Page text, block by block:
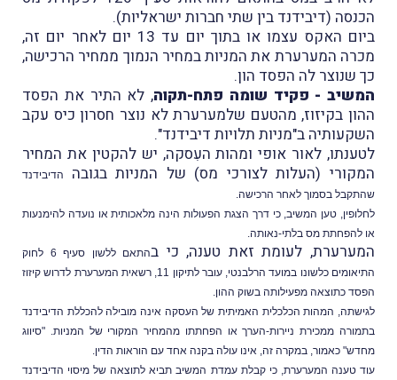
הכנסה (דיבידנד בין שתי חברות ישראליות).
ביום האקס עצמו או בתוך יום עד 13 יום לאחר יום זה,
מכרה המערערת את המניות במחיר הנמוך ממחיר הרכישה,
כך שנוצר לה הפסד הון.
המשיב - פקיד שומה פתח-תקוה, לא התיר את הפסד
ההון בקיזוז, מהטעם שלמערערת לא נוצר חסרון כיס עקב
השקעותיה ב"מניות תלויות דיבידנד".
לטענתו, לאור אופי ומהות העִסקה, יש להקטין את המחיר
המקורי (העלות לצורכי מס) של המניות בגובה
הדיבידנד
שהתקבל בסמוך לאחר הרכישה.
לחלופין, טען המשיב, כי דרך הצגת הפעולות הינה מלאכותית או נועדה להימנעות
או להפחתת מס בלתי-נאותה.
המערערת, לעומת זאת טענה, כי ב
התאם ללשון סעיף 6 לחוק
התיאומים כלשונו במועד הרלבנטי, עובר לתיקון 11, רשאית המערערת לדרוש קיזוז
הפסד כתוצאה מפעילותה בשוק ההון.
לגישתה, המהות הכלכלית האמיתית של העסקה אינה מובילה להכללת הדיבידנד
בתמורה ממכירת ניירות-הערך או הפחתתו מהמחיר המקורי של המניות. "סיווג
מחדש" כאמור, במקרה זה, אינו עולה בקנה אחד עם הוראות הדין.
עוד טענה המערערת, כיקבלת עמדת המשיב תביא לתוצאה של מיסוי הדיבידנד